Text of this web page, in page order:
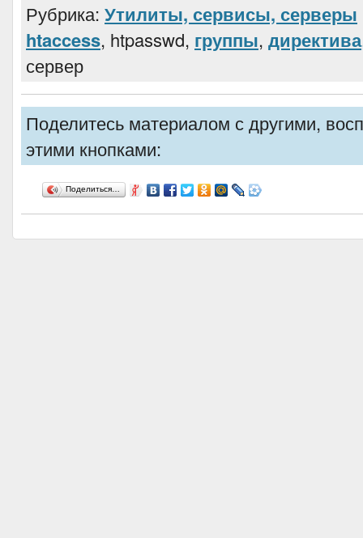
Рубрика: Утилиты, сервисы, серверы
htaccess, htpasswd, группы, директива
сервер
Поделитесь материалом с другими,
этими кнопками:
Поделиться…